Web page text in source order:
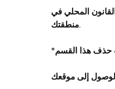
المحلي في
منطقتك.
الوصول إلى موقعك